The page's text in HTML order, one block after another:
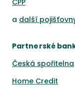
ČPP
a další
Partnerské
Česká spořitelna
Home Credit